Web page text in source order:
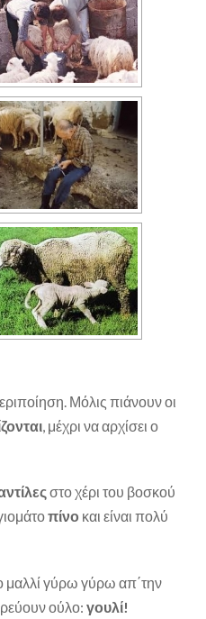
Μόλις πιάνουν οι
, μέχρι να αρχίσει ο
στο χέρι του βοσκού
πίνο και είναι πολύ
μαλλί γύρω γύρω απ΄την
ούλο:γουλί!